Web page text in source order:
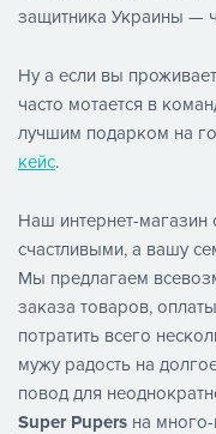
защитника Украины —
Ну а если вы
часто мотается в
лучшим подарком на
кейс.
Наш интернет-магазин
счастливыми, а вашу
Мы предлагаем
заказа товаров,
потратить всего
мужу радость на
повод для
Super Pupers на